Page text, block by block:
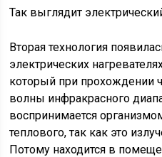
Так выглядит
Вторая технология
электрических
который при прохождении
волны инфракрасного
воспринимается
теплового, так как это
Потому находится в